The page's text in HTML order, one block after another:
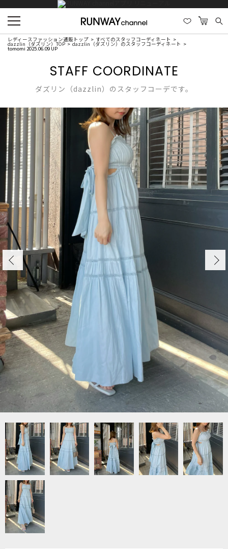
レディースファッション通販トップ すべてのスタッフコーディネート
dazzlin（ダズリン）TOP dazzlin（ダズリン）のスタッフコーディネート
tomomi 2025.06.09 UP
STAFF COORDINATE
ダズリン（dazzlin）のスタッフコーデです。